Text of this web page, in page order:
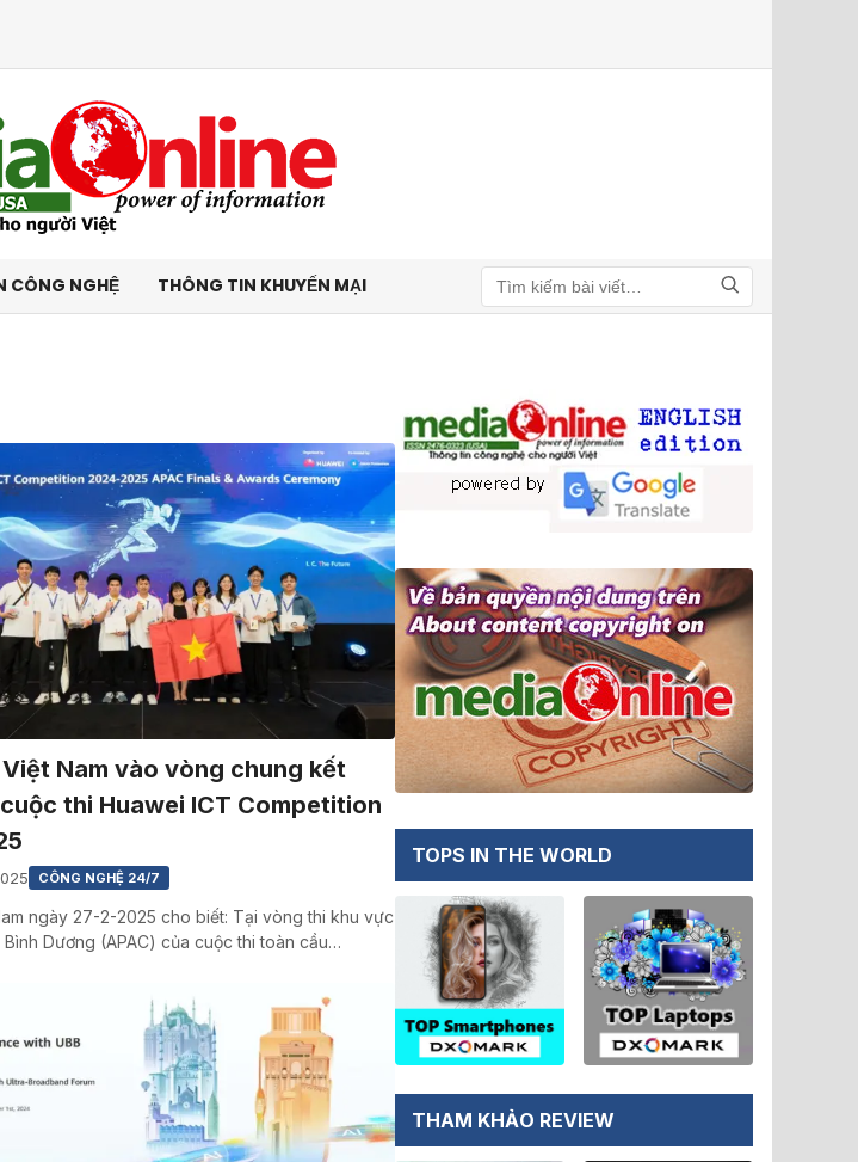
CÔNG NGHỆ THÔNG TIN KHUYẾN MẠI
Tìm kiếm
Nam vào vòng chung kết
thi Huawei ICT Competition
CÔNG NGHỆ 24/7
ngày 27-2-2025 cho biết: Tại vòng thi khu vực
Bình Dương (APAC) của cuộc thi toàn cầu…
TOPS IN THE WORLD
THAM KHẢO REVIEW